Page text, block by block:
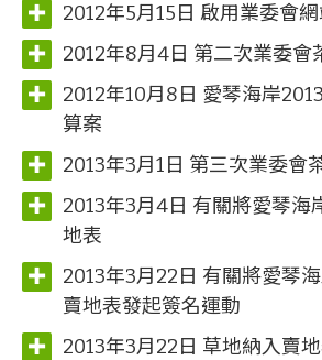
2012年5月15日 啟用業委會
2012年8月4日 第二次業委會
2012年10月8日 愛琴海岸
算案
2013年3月1日 第三次業委會
2013年3月4日 有關將愛琴海
地表
2013年3月22日 有關將愛琴
賣地表發起簽名運動
2013年3月22日 草地納入賣